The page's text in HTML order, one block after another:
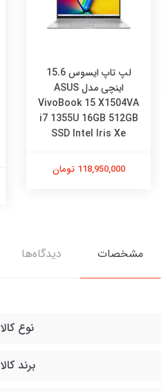
لپ تاپ ایسوس 15.6
اینچی مدل ASUS
VivoBook 15 X1504VA
i7 1355U 16GB 512GB
SSD Intel Iris Xe
118,950,000 تومان
مشخصات دیدگاه‌ها
نوع کالا
برند کالا